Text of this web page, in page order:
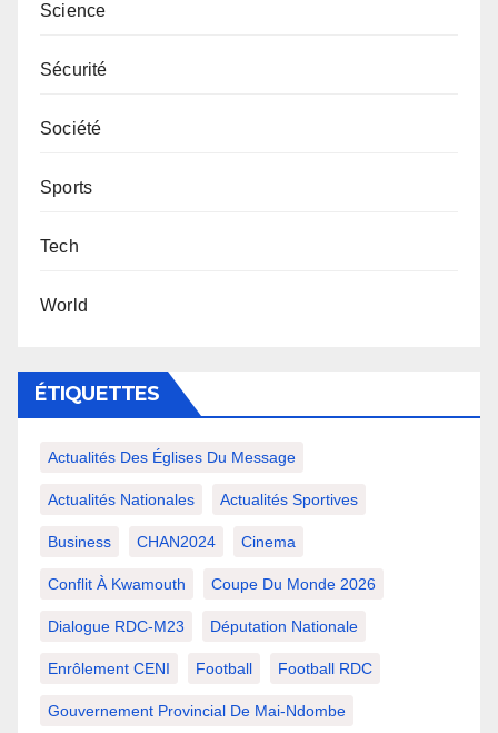
Science
Sécurité
Société
Sports
Tech
World
ÉTIQUETTES
Actualités Des Églises Du Message
Actualités Nationales Actualités Sportives
Business CHAN2024 Cinema
Conflit À Kwamouth Coupe Du Monde 2026
Dialogue RDC-M23 Députation Nationale
Enrôlement CENI Football Football RDC
Gouvernement Provincial De Mai-Ndombe